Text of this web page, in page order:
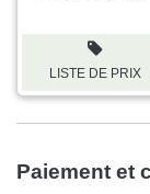
LISTE DE PRIX
Paiement et